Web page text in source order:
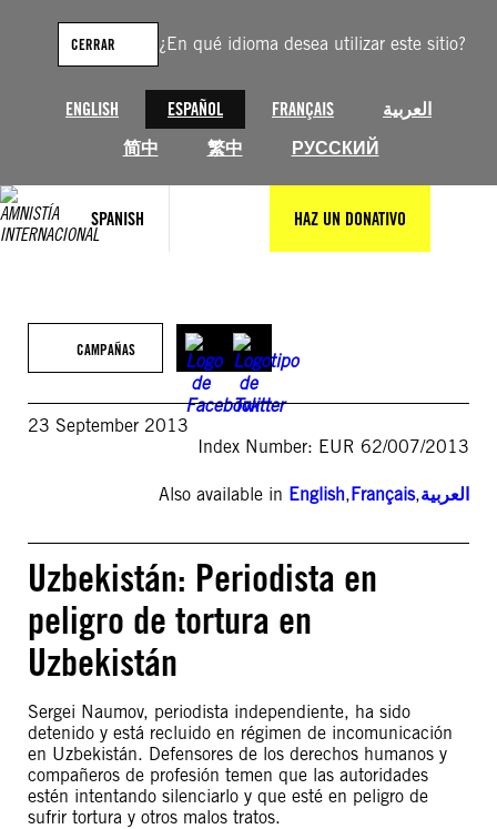
¿En qué idioma desea utilizar este sitio?
ENGLISH ESPAÑOL FRANÇAIS
العربية
简中
繁中 РУССКИЙ
CERRAR
SPANISH HAZ UN DONATIVO
contenido
CAMPAÑAS
23 September 2013
Index Number: EUR 62/007/2013
Also available in English,Français,العربية
Uzbekistán: Periodista en
peligro de tortura en
Uzbekistán
Sergei Naumov, periodista independiente, ha sido
detenido y está recluido en régimen de incomunicación
en Uzbekistán. Defensores de los derechos humanos y
compañeros de profesión temen que las autoridades
estén intentando silenciarlo y que esté en peligro de
sufrir tortura y otros malos tratos.